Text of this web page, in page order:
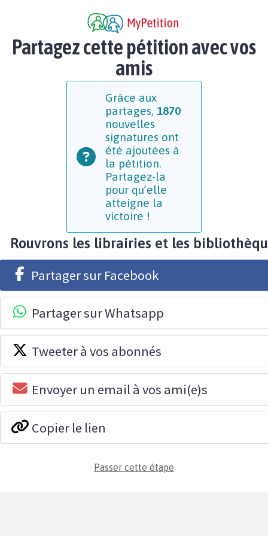
Partagez cette pétition avec vos
amis
Grâce aux
partages, 1870
nouvelles
signatures ont
été ajoutées à
la pétition.
Partagez-la
pour qu’elle
atteigne la
victoire !
Rouvrons les librairies et les
Partager sur Facebook
Partager sur Whatsapp
Tweeter à vos abonnés
Envoyer un email à vos ami(e)s
Copier le lien
Passer cette étape